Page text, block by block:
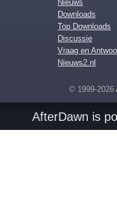
Nieuws
Downloads
Top Downloads
Discussie
Vraag en
Nieuws2.nl
© 1999-2026
AfterDawn is